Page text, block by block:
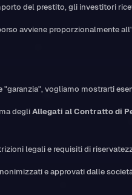
del prestito, gli investitori
avviene proporzionalmente
"garanzia", vogliamo mostrarti
degliAllegati al Contratto di
legali e requisiti di
e approvati dalle